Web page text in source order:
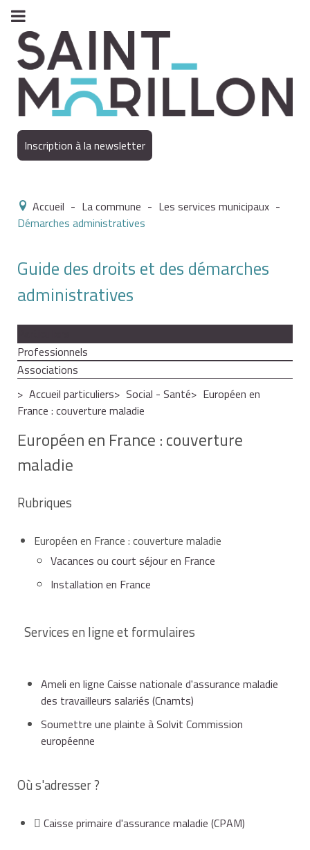
Inscription à la newsletter
Accueil - La commune - Les services municipaux -
Démarches administratives
Guide des droits et des démarches
administratives
Professionnels
Associations
Accueil particuliers
Social - Santé
Européen en
France : couverture maladie
Européen en France : couverture
maladie
Rubriques
Européen en France : couverture maladie
Vacances ou court séjour en France
Installation en France
Services en ligne et formulaires
Ameli en ligne Caisse nationale d'assurance maladie
des travailleurs salariés (Cnamts)
Soumettre une plainte à Solvit Commission
européenne
Où s'adresser ?
Caisse primaire d'assurance maladie (CPAM)